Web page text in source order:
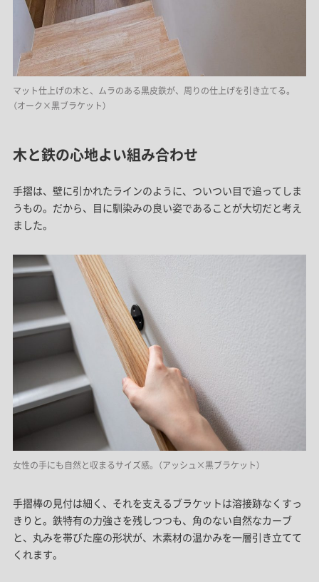
マット仕上げの木と、ムラのある黒皮鉄が、周りの仕上げを引き立てる。
（オーク×黒ブラケット）
木と鉄の心地よい組み合わせ
手摺は、壁に引かれたラインのように、ついつい目で追ってしま
うもの。だから、目に馴染みの良い姿であることが大切だと考え
ました。
女性の手にも自然と収まるサイズ感。（アッシュ×黒ブラケット）
手摺棒の見付は細く、それを支えるブラケットは溶接跡なくすっ
きりと。鉄特有の力強さを残しつつも、角のない自然なカーブ
と、丸みを帯びた座の形状が、木素材の温かみを一層引き立てて
くれます。